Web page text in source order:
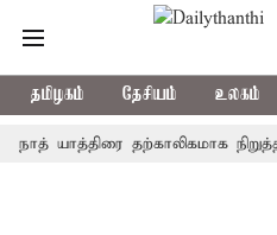
தமிழகம் தேசியம் உலகம்
தற்காலிகமாக நிறுத்தம்